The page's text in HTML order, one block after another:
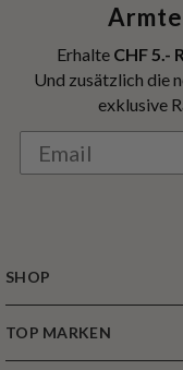
Erhalte CHF 5.-
Und zusätzlich die
exklusive
SHOP
TOP MARKEN